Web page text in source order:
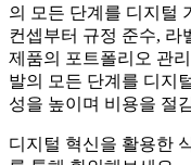
의 모든 단계를 디지털
컨셉부터 규정 준수, 라
제품의 포트폴리오 관
발의 모든 단계를 디지
성을 높이며 비용을 절
디지털 혁신을 활용한